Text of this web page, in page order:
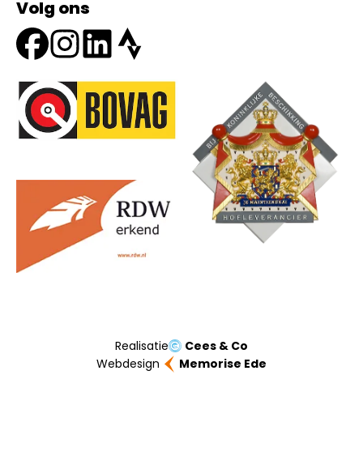
Volg ons
Onze partners
Realisatie
Cees & Co
Webdesign
Memorise Ede